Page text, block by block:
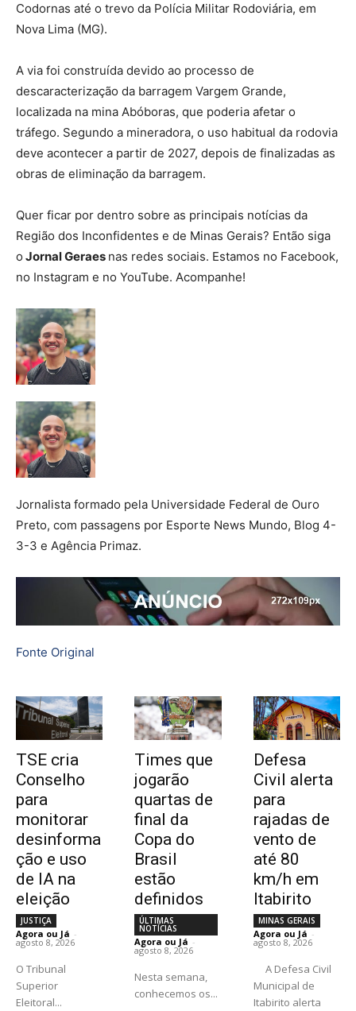
Codornas até o trevo da Polícia Militar Rodoviária, em
Nova Lima (MG).
A via foi construída devido ao processo de
descaracterização da barragem Vargem Grande,
localizada na mina Abóboras, que poderia afetar o
tráfego. Segundo a mineradora, o uso habitual da rodovia
deve acontecer a partir de 2027, depois de finalizadas as
obras de eliminação da barragem.
Quer ficar por dentro sobre as principais notícias da
Região dos Inconfidentes e de Minas Gerais? Então siga
o Jornal Geraes nas redes sociais. Estamos no Facebook,
no Instagram e no YouTube. Acompanhe!
Jornalista formado pela Universidade Federal de Ouro
Preto, com passagens por Esporte News Mundo, Blog 4-
3-3 e Agência Primaz.
Fonte Original
TSE cria
Conselho
para
monitorar
desinforma
ção e uso
de IA na
eleição
JUSTIÇA
Agora ou Já -
agosto 8, 2026
O Tribunal
Superior
Eleitoral...
Times que
jogarão
quartas de
final da
Copa do
Brasil
estão
definidos
ÚLTIMAS
NOTÍCIAS
Agora ou Já -
agosto 8, 2026
Nesta semana,
conhecemos os...
Defesa
Civil alerta
para
rajadas de
vento de
até 80
km/h em
Itabirito
MINAS GERAIS
Agora ou Já -
agosto 8, 2026
Municipal de
Itabirito alerta